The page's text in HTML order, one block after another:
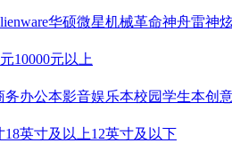
华硕微星机械革命神舟雷神
10000元以上
务办公本影音娱乐本校园学生本创
18英寸及以上12英寸及以下